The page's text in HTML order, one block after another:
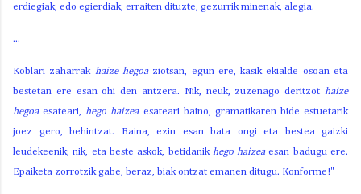
erdiegiak, edo egierdiak, erraiten dituzte, gezurrik minenak, alegia.
...
Koblari zaharrak haize hegoa ziotsan, egun ere, kasik ekialde osoan eta
bestetan ere esan ohi den antzera. Nik, neuk, zuzenago deritzot haize
hegoaesateari, hego haizea esateari baino, gramatikaren bide estuetarik
joez gero, behintzat. Baina, ezin esan bata ongi eta bestea gaizki
leudekeenik; nik, eta beste askok, betidanik hego haizeaesan badugu ere.
Epaiketa zorrotzik gabe, beraz, biak ontzat emanen ditugu. Konforme!"